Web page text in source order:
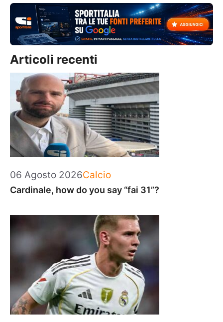
Articoli recenti
06 Agosto 2026Categorie
Calcio
Cardinale, how do you say “fai 31”?